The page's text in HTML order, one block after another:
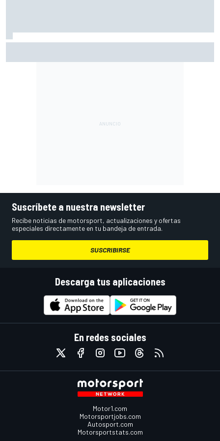
Suscríbete a nuestra newsletter
Recibe noticias de motorsport, actualizaciones y ofertas
especiales directamente en tu bandeja de entrada.
SUSCRIBIRSE
Descarga tus aplicaciones
En redes sociales
Motor1.com
Motorsportjobs.com
Autosport.com
Motorsportstats.com